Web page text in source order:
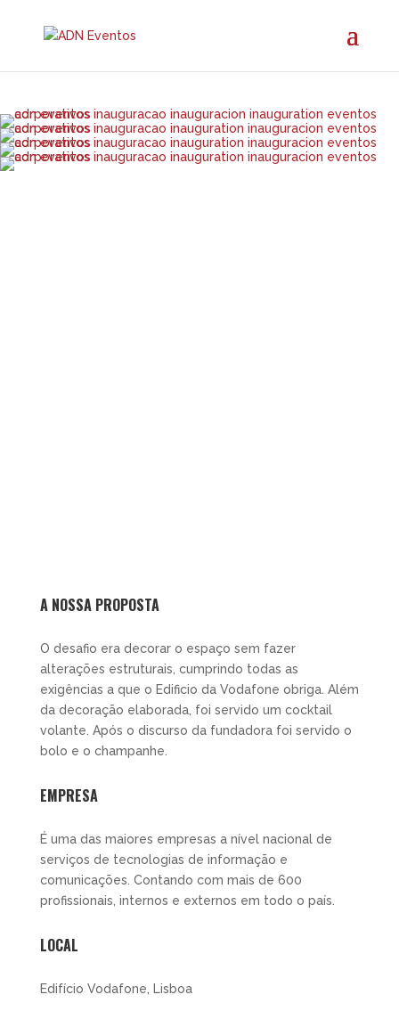
A NOSSA PROPOSTA
O desafio era decorar o espaço sem fazer
alterações estruturais, cumprindo todas as
exigências a que o Edificio da Vodafone obriga. Além
da decoração elaborada, foi servido um cocktail
volante. Após o discurso da fundadora foi servido o
bolo e o champanhe.
EMPRESA
É uma das maiores empresas a nível nacional de
serviços de tecnologias de informação e
comunicações. Contando com mais de 600
profissionais, internos e externos em todo o país.
LOCAL
Edifício Vodafone, Lisboa